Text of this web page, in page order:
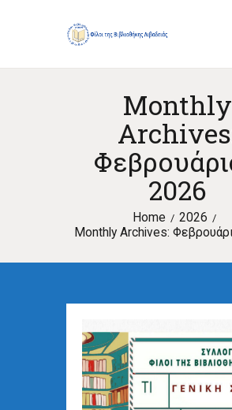
Monthly
2026
Home
2026
Monthly Archives:
ΦΙΛΟΙ ΤΗΣ
ΓΙΑ ΜΑΣ
ΤΑ ΝΈΑ ΜΑΣ
ΕΚΔΌΣΕΙΣ
ΕΝΔΙΑΦΈΡΟΥΝ
ΕΠΙΚΟΙΝΩΝΊΑ